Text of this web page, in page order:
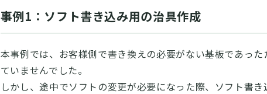
事例1：ソフト書き込み用の治具作成
本事例では、お客様側で書き換えの必要がない基板であっ
ていませんでした。
しかし、途中でソフトの変更が必要になった際、ソフト書